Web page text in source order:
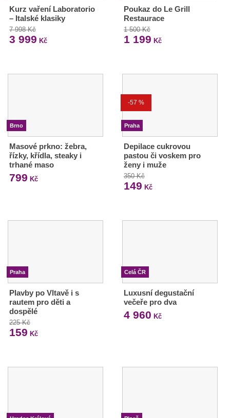
Kurz vaření Laboratorio
– Italské klasiky
7 998 Kč
3 999 Kč
Poukaz do Le Grill
Restaurace
1 500 Kč
1 199 Kč
Brno
Masové prkno: žebra,
řízky, křídla, steaky i
trhané maso
799 Kč
-57 %
Praha
Depilace cukrovou
pastou či voskem pro
ženy i muže
350 Kč
149 Kč
Praha
Plavby po Vltavě i s
rautem pro děti a
dospělé
225 Kč
159 Kč
Celá ČR
Luxusní degustační
večeře pro dva
4 960 Kč